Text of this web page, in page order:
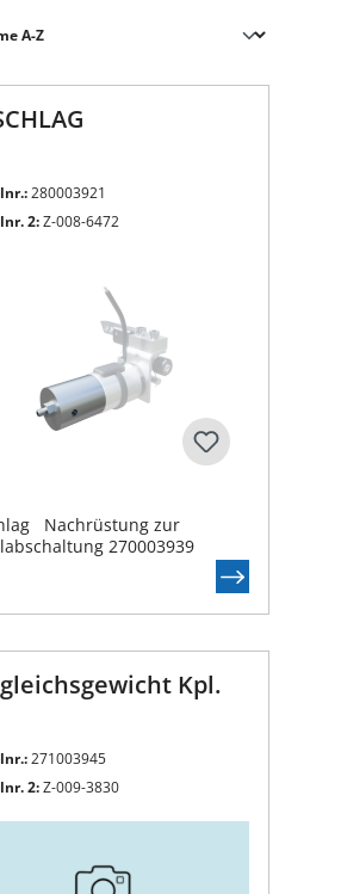
280003921
2:Z-008-6472
Nachrüstung zur
270003939
Kpl.
271003945
2:Z-009-3830